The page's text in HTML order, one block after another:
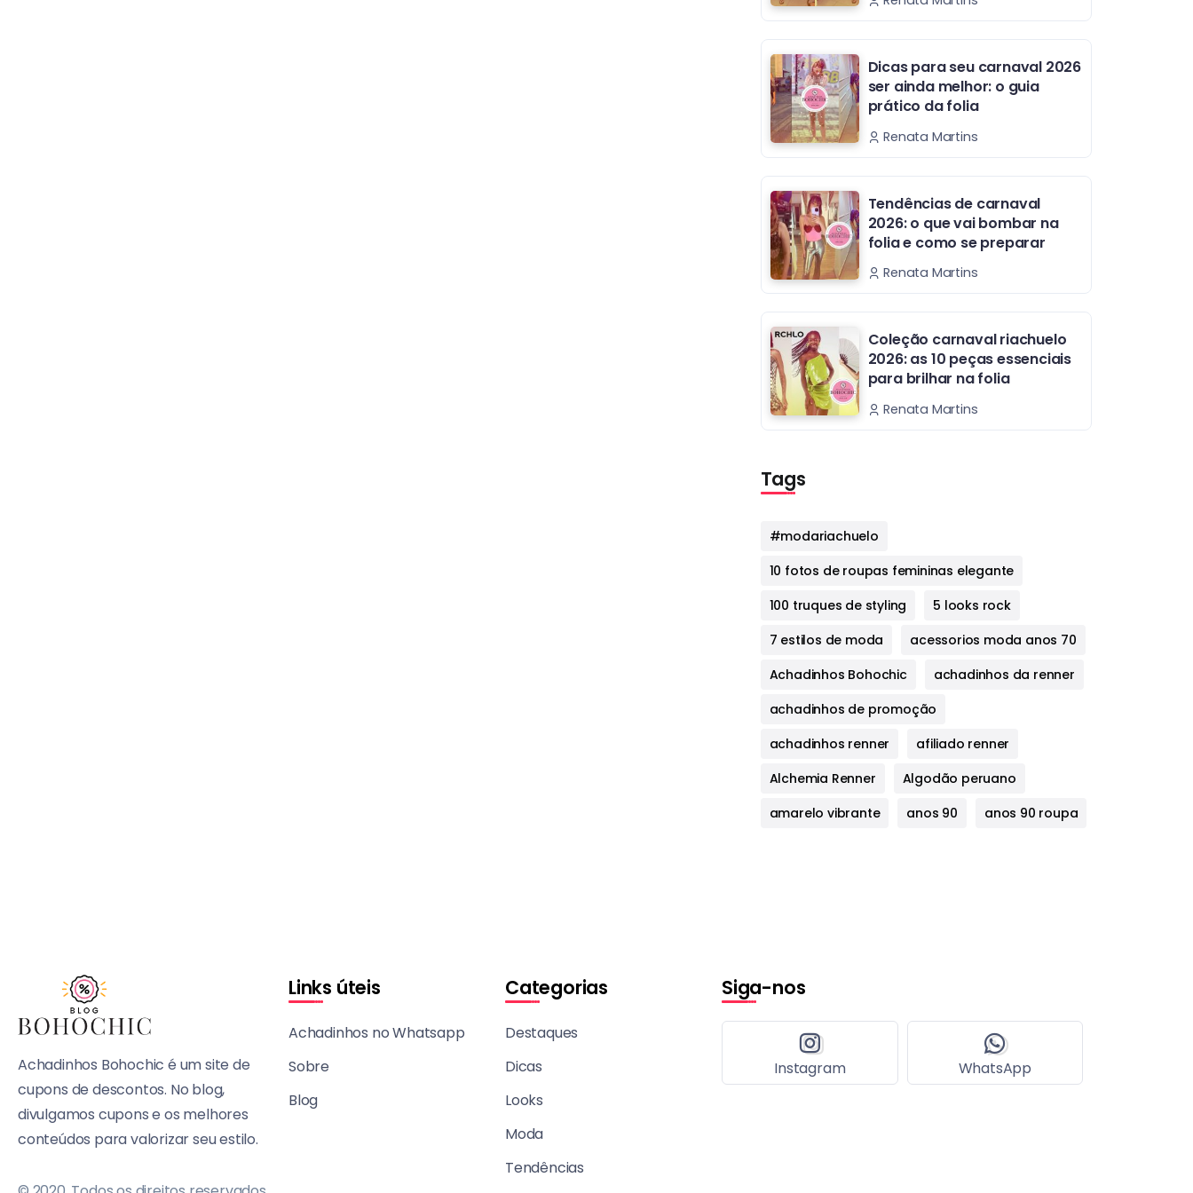
Dicas para seu carnaval 2026
ser ainda melhor: o guia
prático da folia
Renata Martins
Tendências de carnaval
2026: o que vai bombar na
folia e como se preparar
Renata Martins
Coleção carnaval riachuelo
2026: as 10 peças essenciais
para brilhar na folia
Renata Martins
Tags
#modariachuelo
10 fotos de roupas femininas elegante
100 truques de styling
5 looks rock
7 estilos de moda
acessorios moda anos 70
Achadinhos Bohochic
achadinhos da renner
achadinhos de promoção
achadinhos renner
afiliado renner
Alchemia Renner
Algodão peruano
amarelo vibrante
anos 90 anos 90 roupa
Achadinhos Bohochic é um site de
cupons de descontos. No blog,
divulgamos cupons e os melhores
conteúdos para valorizar seu estilo.
Links úteis
Achadinhos no Whatsapp
Sobre
Blog
Categorias
Destaques
Dicas
Looks
Moda
Tendências
Siga-nos
Instagram WhatsApp